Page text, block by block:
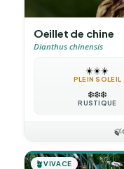
Oeillet de chine
Dianthus chinensis
☀️☀️☀️
PLEIN SOLEIL
❄️❄️❄️
RUSTIQUE
🍃
🪴VIVACE